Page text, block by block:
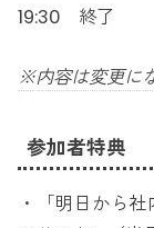
19:30 終了
※内容は変更に
参加者特典
・「明日から